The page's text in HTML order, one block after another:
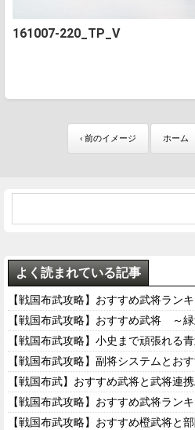
161007-220_TP_V
‹ 前のイメージ ホーム
よく読まれている記事
【戦国布武攻略】おすすめ武将ラン
【戦国布武攻略】おすすめ武将 ～緑
【戦国布武攻略】小史まで頑張れる
【戦国布武攻略】副将システムとお
【戦国布武】おすすめ武将と武将連
【戦国布武攻略】おすすめ武将ラン
【戦国布武攻略】おすすめ橙武将と